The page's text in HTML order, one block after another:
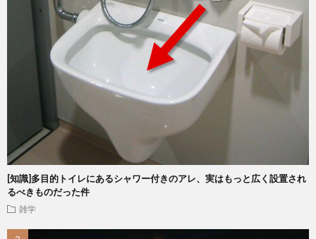
[知識]多目的トイレにあるシャワー付きのアレ、実はもっと広く設置され
るべきものだった件
雑学